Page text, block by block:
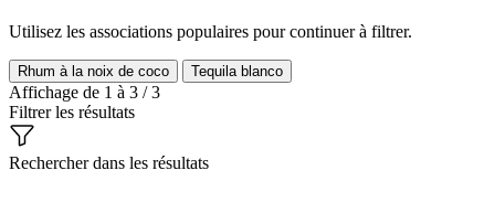
Utilisez les associations populaires pour continuer à filtrer.
Rhum à la noix de coco Tequila blanco
Affichage de 1 à 3 / 3
Filtrer les résultats
Rechercher dans les résultats